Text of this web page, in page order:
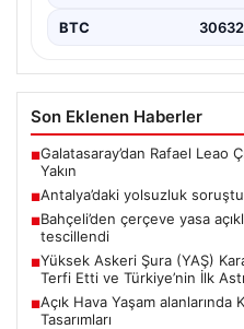
BTC
Son Eklenen Haberler
■Galatasaray’dan Rafael Leao
Yakın
■Antalya’daki yolsuzluk
■Bahçeli’den çerçeve yasa
tescillendi
■Yüksek Askeri Şura (YAŞ)
Terfi Etti ve Türkiye’nin İlk
■Açık Hava Yaşam
Tasarımları